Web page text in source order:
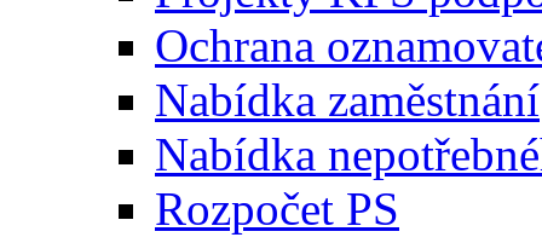
Ochrana
Nabídka zaměstnání
Nabídka
Rozpočet PS